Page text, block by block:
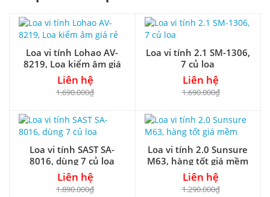
Loa vi tính Lohao AV-
8219, Loa kiểm âm giá
rẻ
Liên hệ
1.690.000₫
Loa vi tính 2.1 SM-1306,
7 củ loa
Liên hệ
1.690.000₫
Loa vi tính SAST SA-
8016, dùng 7 củ loa
Liên hệ
1.890.000₫
Loa vi tính 2.0 Sunsure
M63, hàng tốt giá mềm
Liên hệ
1.290.000₫